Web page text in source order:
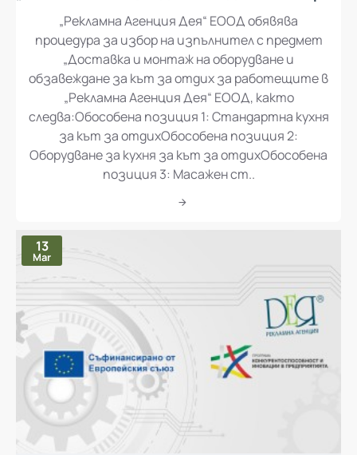
„Рекламна Агенция Дея“ ЕООД обявява
процедура за избор на изпълнител с предмет
„Доставка и монтаж на оборудване и
обзавеждане за кът за отдих за работещите в
„Рекламна Агенция Дея“ ЕООД, както
следва:Обособена позиция 1: Стандартна кухня
за кът за отдихОбособена позиция 2:
Оборудване за кухня за кът за отдихОбособена
позиция 3: Масажен ст..
13
Mar